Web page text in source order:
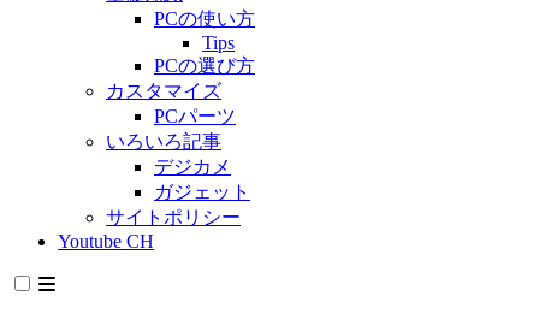
PCの使い方
Tips
PCの選び方
カスタマイズ
PCパーツ
いろいろ記事
デジカメ
ガジェット
サイトポリシー
Youtube CH